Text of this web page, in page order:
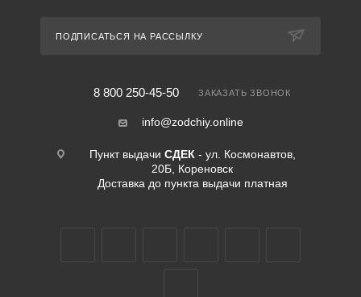
ПОДПИСАТЬСЯ НА РАССЫЛКУ
8 800 250-45-50 ЗАКАЗАТЬ ЗВОНОК
info@zodchiy.online
Пункт выдачи СДЕК - ул. Космонавтов,
20Б, Кореновск
Доставка до пункта выдачи платная